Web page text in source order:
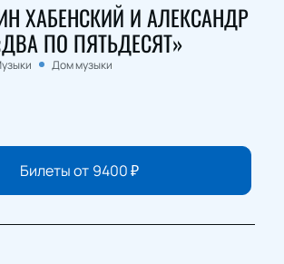
ХАБЕНСКИЙ И АЛЕКСАНДР
ПО ПЯТЬДЕСЯТ»
Дом музыки
Билеты от 9400₽